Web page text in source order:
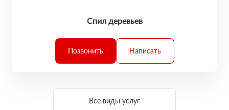
Спил деревьев
Позвонить Написать
Все виды услуг